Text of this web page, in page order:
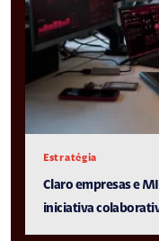
Estratégia
Claro empresas e
iniciativa